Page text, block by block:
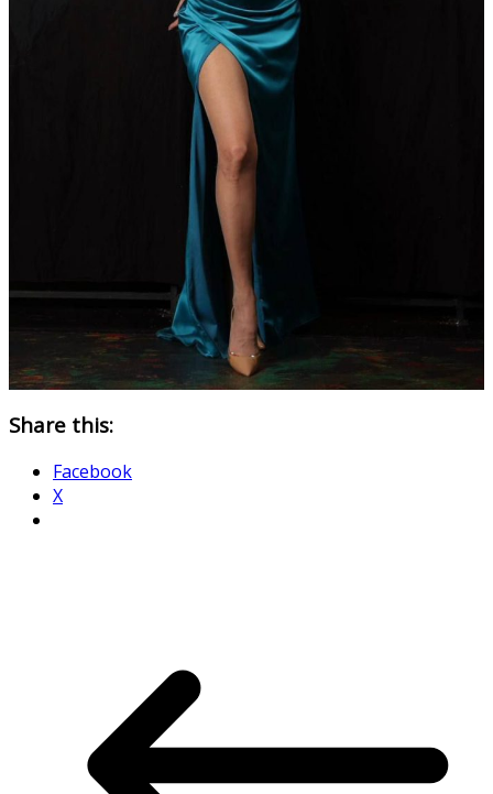
Share this:
Facebook
X